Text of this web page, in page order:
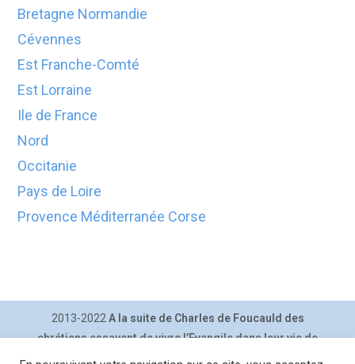
Bretagne Normandie
Cévennes
Est Franche-Comté
Est Lorraine
Ile de France
Nord
Occitanie
Pays de Loire
Provence Méditerranée Corse
2013-2022 A la suite de Charles de Foucauld des
chrétiens essayent de vivre l’Evangile dans leur vie de
tous les jours.